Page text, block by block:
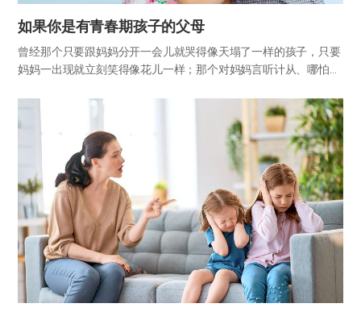
如果你是有青春期孩子的父母
曾经那个只要跟妈妈分开一会儿就哭得像天塌了一样的孩子，只要
妈妈一出现就立刻笑得像花儿一样；那个对妈妈言听计从、哪怕妈
学，进入高年级后，越来越喜欢和朋友在一起，不再事无巨细地跟
妈妈分享一…